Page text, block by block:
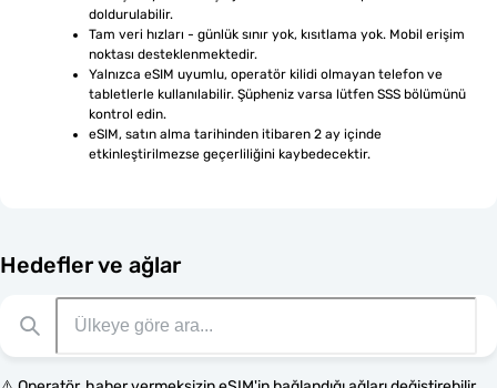
doldurulabilir.
Tam veri hızları - günlük sınır yok, kısıtlama yok. Mobil erişim
noktası desteklenmektedir.
Yalnızca eSIM uyumlu, operatör kilidi olmayan telefon ve
tabletlerle kullanılabilir. Şüpheniz varsa lütfen SSS bölümünü
kontrol edin.
eSIM, satın alma tarihinden itibaren 2 ay içinde
etkinleştirilmezse geçerliliğini kaybedecektir.
Hedefler ve ağlar